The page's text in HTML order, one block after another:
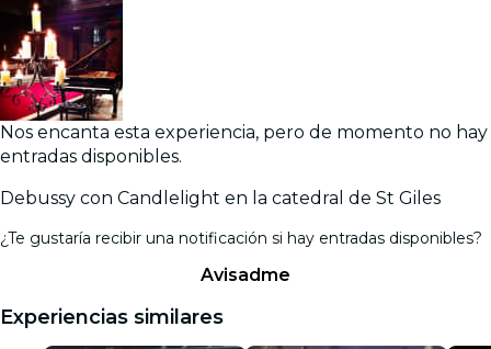
Nos encanta esta experiencia, pero de momento no hay
entradas disponibles.
Debussy con Candlelight en la catedral de St Giles
¿Te gustaría recibir una notificación si hay entradas disponibles?
Avisadme
Experiencias similares